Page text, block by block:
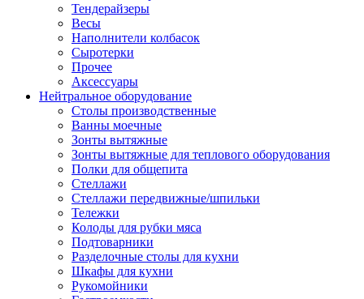
Тендерайзеры
Весы
Наполнители колбасок
Сыротерки
Прочее
Аксессуары
Нейтральное оборудование
Столы производственные
Ванны моечные
Зонты вытяжные
Зонты вытяжные для теплового оборудования
Полки для общепита
Стеллажи
Стеллажи передвижные/шпильки
Тележки
Колоды для рубки мяса
Подтоварники
Разделочные столы для кухни
Шкафы для кухни
Рукомойники